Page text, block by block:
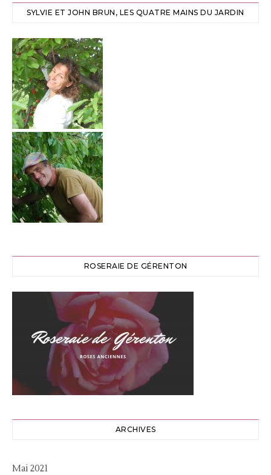
SYLVIE ET JOHN BRUN, LES QUATRE MAINS DU JARDIN
ROSERAIE DE GÉRENTON
ARCHIVES
Mai 2021